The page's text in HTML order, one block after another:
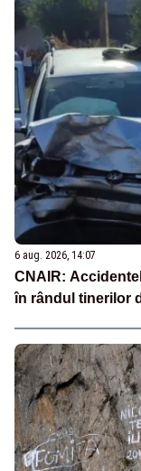
6 aug. 2026, 14:07
CNAIR:
în rândul tinerilor